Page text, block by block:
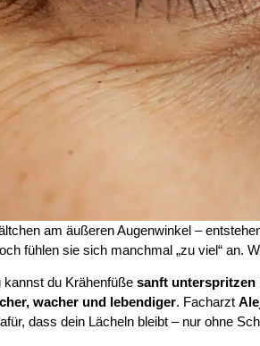
am äußeren Augenwinkel –
fühlen sie sich manchmal „zu viel“ an.
du Krähenfüße sanft unterspritzen
wacher und lebendiger. Facharzt
dass dein Lächeln bleibt – nur ohne